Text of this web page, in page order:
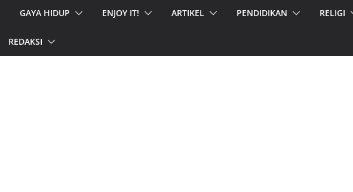
GAYA HIDUP ENJOY IT! ARTIKEL PENDIDIKAN RELIGI
REDAKSI